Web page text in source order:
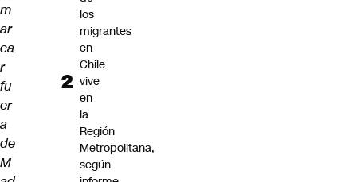
m
ar
ca
r
fu
er
a
de
M
los
migrantes
en
Chile
vive
en
la
Región
Metropolitana,
según